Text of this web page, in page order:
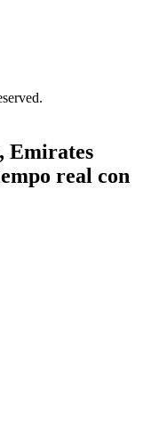
Emirates
real con